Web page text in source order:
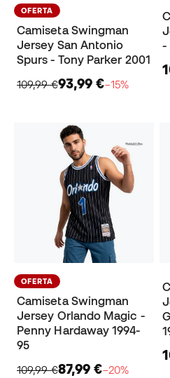
OFERTA
Camiseta Swingman
Jersey San Antonio
Spurs - Tony Parker 2001
109,99 €93,99 €−15%
-
OFERTA
Camiseta Swingman
Jersey Orlando Magic -
Penny Hardaway 1994-
95
109,99 €87,99 €−20%